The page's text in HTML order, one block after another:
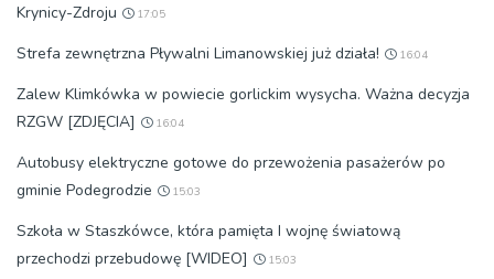
Krynicy-Zdroju
17:05
Strefa zewnętrzna Pływalni Limanowskiej już działa! 16:04
Zalew Klimkówka w powiecie gorlickim wysycha. Ważna decyzja
RZGW [ZDJĘCIA]
16:04
Autobusy elektryczne gotowe do przewożenia pasażerów po
gminie Podegrodzie
15:03
Szkoła w Staszkówce, która pamięta I wojnę światową
przechodzi przebudowę [WIDEO]
15:03